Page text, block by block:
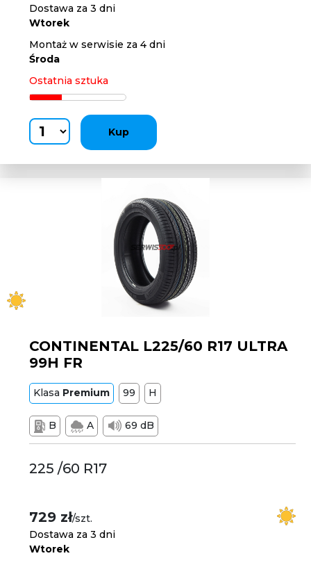
Dostawa za 3 dni
Wtorek
Montaż w serwisie za 4 dni
Środa
Ostatnia sztuka
Kup
CONTINENTAL L225/60 R17 ULTRA
99H FR
Klasa Premium 99 H
B A 69 dB
225 /60 R17
729 zł/szt.
Dostawa za 3 dni
Wtorek